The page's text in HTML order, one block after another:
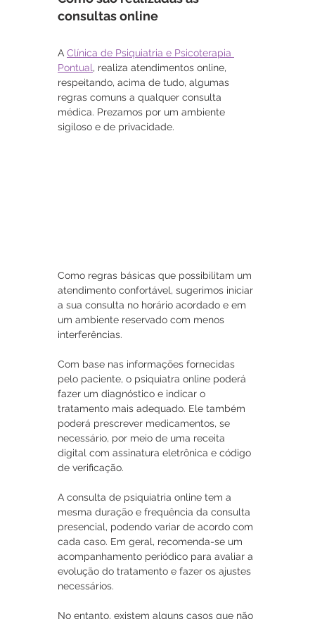
consultas online
A Clínica de Psiquiatria e Psicoterapia
Pontual, realiza atendimentos online,
respeitando, acima de tudo, algumas
regras comuns a qualquer consulta
médica. Prezamos por um ambiente
sigiloso e de privacidade.
Como regras básicas que possibilitam um
atendimento confortável, sugerimos iniciar
a sua consulta no horário acordado e em
um ambiente reservado com menos
interferências.
Com base nas informações fornecidas
pelo paciente, o psiquiatra online poderá
fazer um diagnóstico e indicar o
tratamento mais adequado. Ele também
poderá prescrever medicamentos, se
necessário, por meio de uma receita
digital com assinatura eletrônica e código
de verificação.
A consulta de psiquiatria online tem a
mesma duração e frequência da consulta
presencial, podendo variar de acordo com
cada caso. Em geral, recomenda-se um
acompanhamento periódico para avaliar a
evolução do tratamento e fazer os ajustes
necessários.
No entanto, existem alguns casos que não